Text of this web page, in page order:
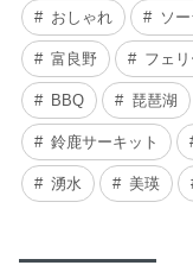
おしゃれ ソ
富良野 フェリ
BBQ 琵琶湖
鈴鹿サーキット
湧水 美瑛